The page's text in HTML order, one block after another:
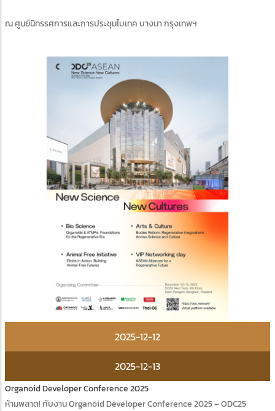
ณ ศูนย์นิทรรศการและการประชุมไบเทค บางนา กรุงเทพฯ
2025-12-12
2025-12-13
Organoid Developer Conference 2025
ห้ามพลาด! กับงาน Organoid Developer Conference 2025 – ODC25